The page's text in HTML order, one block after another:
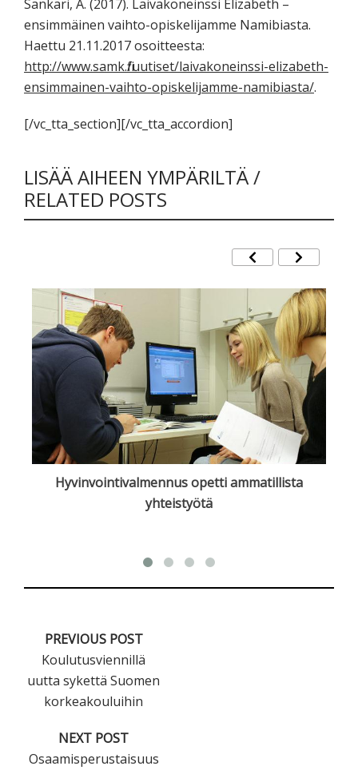
Sankari, A. (2017). Laivakoneinssi Elizabeth –
ensimmäinen vaihto-opiskelijamme Namibiasta.
Haettu 21.11.2017 osoitteesta:
http://www.samk.fi/uutiset/laivakoneinssi-elizabeth-
ensimmainen-vaihto-opiskelijamme-namibiasta/.
[/vc_tta_section][/vc_tta_accordion]
LISÄÄ AIHEEN YMPÄRILTÄ /
RELATED POSTS
Hyvinvointivalmennus opetti ammatillista
yhteistyötä
PREVIOUS POST
Koulutusviennillä
uutta sykettä Suomen
korkeakouluihin
NEXT POST
Osaamisperustaisuus